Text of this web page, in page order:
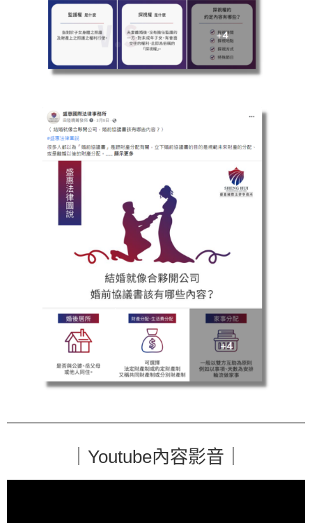
｜Youtube內容影音｜